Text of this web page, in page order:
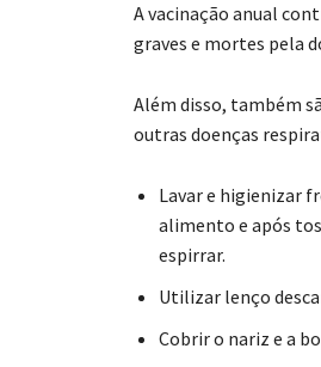
A vacinação anual
graves e mortes pela
Além disso, também
outras doenças
Lavar e higienizar
alimento e após
espirrar.
Utilizar lenço
Cobrir o nariz e a